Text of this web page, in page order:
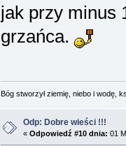
jak przy minus
grzańca.
Bóg stworzył ziemię, niebo i wodę,
Odp: Dobre wieści !!!
« Odpowiedź #10 dnia: 01